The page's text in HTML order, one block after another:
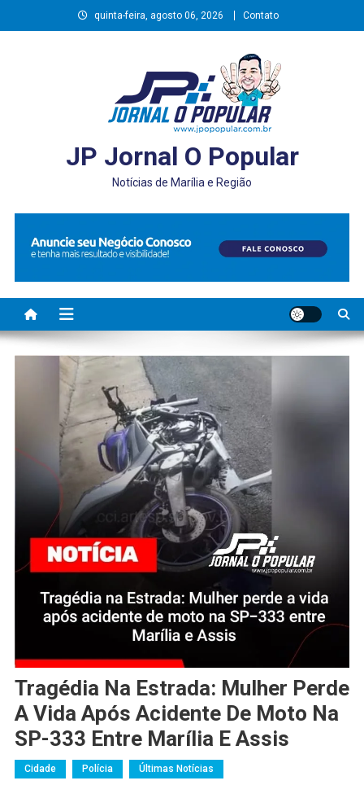
to
quinta-feira, agosto 06, 2026 Contato
JP Jornal O Popular
Notícias de Marília e Região
Tragédia Na Estrada: Mulher Perde
A Vida Após Acidente De Moto Na
SP-333 Entre Marília E Assis
Cidade Polícia Últimas Notícias